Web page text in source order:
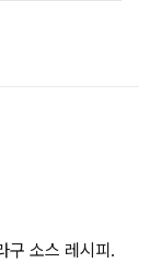
구 소스 레시피.